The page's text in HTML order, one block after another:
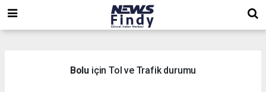
Bolu için Tol ve Trafik durumu